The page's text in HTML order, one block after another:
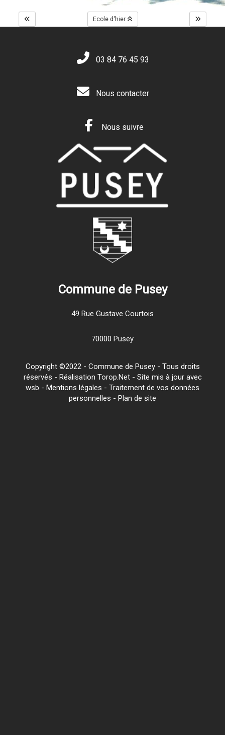
Ecole d'hier
03 84 76 45 93
Nous contacter
Nous suivre
Commune de Pusey
49 Rue Gustave Courtois
70000 Pusey
Copyright ©2022 - Commune de Pusey - Tous droits
réservés - Réalisation Torop.Net - Site mis à jour avec
wsb - Mentions légales - Traitement de vos données
personnelles - Plan de site